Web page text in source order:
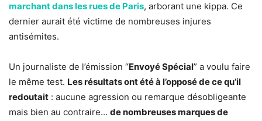
marchant dans les rues de Paris, arborant une kippa. Ce
dernier aurait été victime de nombreuses injures
antisémites.
Un journaliste de l’émission “Envoyé Spécial” a voulu faire
le même test. Les résultats ont été à l’opposé de ce qu’il
redoutait : aucune agression ou remarque désobligeante
mais bien au contraire… de nombreuses marques de